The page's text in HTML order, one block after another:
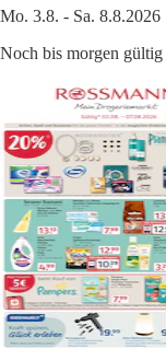
Mo. 3.8. - Sa. 8.8.2026
Noch bis morgen gültig